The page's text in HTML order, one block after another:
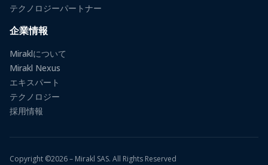
テクノロジーパートナー
企業情報
Miraklについて
Mirakl Nexus
エキスパート
テクノロジー
採用情報
Copyright ©2026 – Mirakl SAS. All Rights Reserved